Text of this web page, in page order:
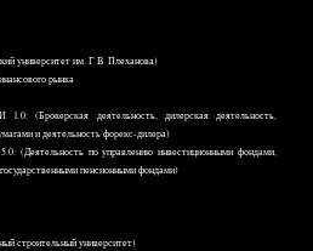
университет им. Г.В. Плеханова)
рынка
(Брокерская деятельность, дилерская деятельность,
и деятельность форекс-дилера)
(Деятельность по управлению инвестиционными фондами,
пенсионными фондами)
строительный университет)